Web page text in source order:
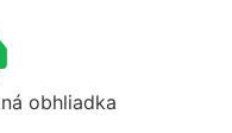
obhliadka